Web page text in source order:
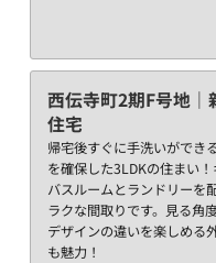
西伝寺町2期F号地｜
住宅
帰宅後すぐに手洗いができ
を確保した3LDKの住まい
バスルームとランドリーを
ラクな間取りです。見る角
デザインの違いを楽しめる
も魅力！